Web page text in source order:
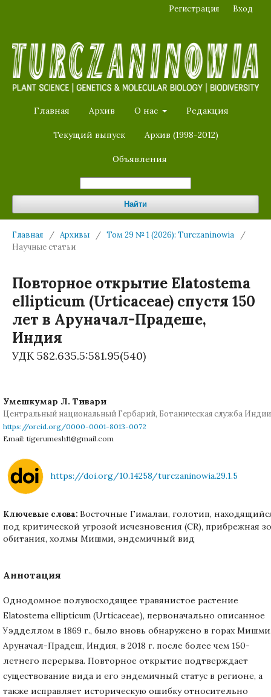
Главная Архив О нас Редакция
Текущий выпуск Архив (1998-2012)
Объявления
Найти
Регистрация Вход
Главная / Архивы / Том 29 № 1 (2026): Turczaninowia
/
Научные статьи
Повторное открытие Elatostema
ellipticum (Urticaceae) спустя 150
лет в Аруначал-Прадеше,
Индия
УДК 582.635.5:581.95(540)
Умешкумар Л. Тивари
Центральный национальный Гербарий, Ботаническая служба Индии
https://orcid.org/0000-0001-8013-0072
Email: tigerumesh11@gmail.com
https://doi.org/10.14258/turczaninowia.29.1.5
Ключевые слова: Восточные Гималаи, голотип,
под критической угрозой исчезновения (CR), прибрежная
обитания, холмы Мишми, эндемичный вид
Аннотация
Однодомное полувосходящее травянистое растение
Elatostema ellipticum (Urticaceae), первоначально описанное
Уэдделлом в 1869 г., было вновь обнаружено в горах
Аруначал-Прадеш, Индия, в 2018 г. после более чем 150-
летнего перерыва. Повторное открытие подтверждает
существование вида и его эндемичный статус в регионе, а
также исправляет историческую ошибку относительно